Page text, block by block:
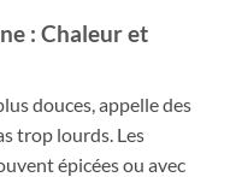
: Chaleur et
douces, appelle des
trop lourds. Les
épicées ou avec